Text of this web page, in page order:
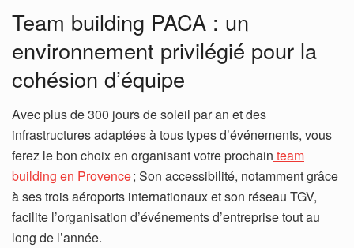
Team building PACA : un
environnement privilégié pour la
cohésion d’équipe
Avec plus de 300 jours de soleil par an et des
infrastructures adaptées à tous types d’événements, vous
ferez le bon choix en organisant votre prochain team
building en Provence; Son accessibilité, notamment grâce
à ses trois aéroports internationaux et son réseau TGV,
facilite l’organisation d’événements d’entreprise tout au
long de l’année.